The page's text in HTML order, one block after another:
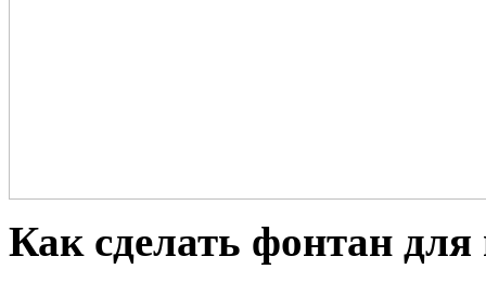
Как сделать фонтан